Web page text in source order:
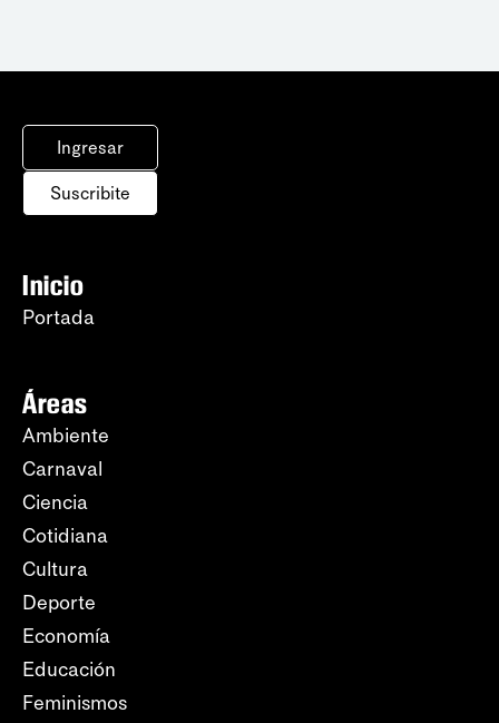
Ingresar
Suscribite
Inicio
Portada
Áreas
Ambiente
Carnaval
Ciencia
Cotidiana
Cultura
Deporte
Economía
Educación
Feminismos